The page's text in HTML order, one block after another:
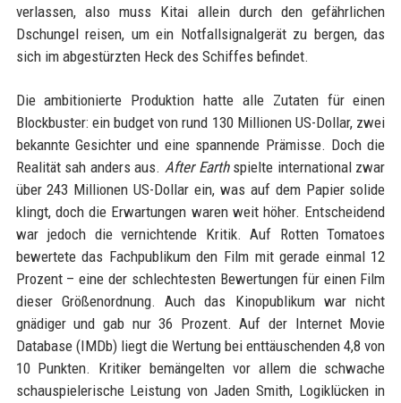
verlassen, also muss Kitai allein durch den gefährlichen
Dschungel reisen, um ein Notfallsignalgerät zu bergen, das
sich im abgestürzten Heck des Schiffes befindet.
Die ambitionierte Produktion hatte alle Zutaten für einen
Blockbuster: ein budget von rund 130 Millionen US-Dollar, zwei
bekannte Gesichter und eine spannende Prämisse. Doch die
Realität sah anders aus. After Earthspielte international zwar
über 243 Millionen US-Dollar ein, was auf dem Papier solide
klingt, doch die Erwartungen waren weit höher. Entscheidend
war jedoch die vernichtende Kritik. Auf Rotten Tomatoes
bewertete das Fachpublikum den Film mit gerade einmal 12
Prozent – eine der schlechtesten Bewertungen für einen Film
dieser Größenordnung. Auch das Kinopublikum war nicht
gnädiger und gab nur 36 Prozent. Auf der Internet Movie
Database (IMDb) liegt die Wertung bei enttäuschenden 4,8 von
10 Punkten. Kritiker bemängelten vor allem die schwache
schauspielerische Leistung von Jaden Smith, Logiklücken in